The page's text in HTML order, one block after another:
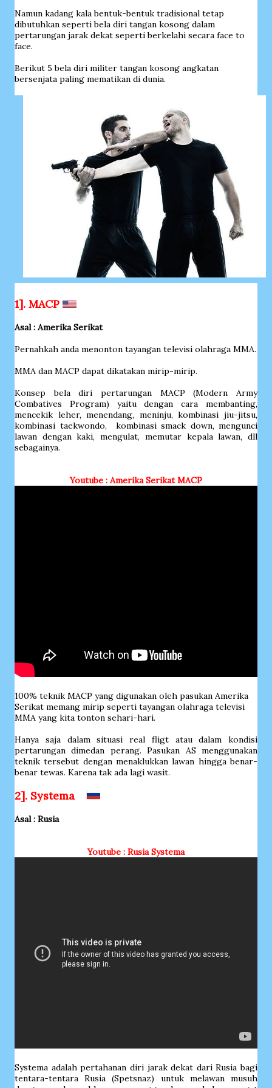
Namun kadang kala bentuk-bentuk tradisional tetap
dibutuhkan seperti bela diri tangan kosong dalam
pertarungan jarak dekat seperti berkelahi secara face to
face.
Berikut 5 bela diri militer tangan kosong angkatan
bersenjata paling mematikan di dunia.
1]. MACP
Asal : Amerika Serikat
Pernahkah anda menonton tayangan televisi olahraga MMA.
MMA dan MACP dapat dikatakan mirip-mirip.
Konsep bela diri pertarungan MACP (Modern Army
Combatives Program) yaitu dengan cara membanting,
mencekik leher, menendang, meninju, kombinasi jiu-jitsu,
kombinasi taekwondo, kombinasi smack down, mengunci
lawan dengan kaki, mengulat, memutar kepala lawan, dll
sebagainya.
Youtube : Amerika Serikat MACP
100% teknik MACP yang digunakan oleh pasukan Amerika
Serikat memang mirip seperti tayangan olahraga televisi
MMA yang kita tonton sehari-hari.
Hanya saja dalam situasi real fligt atau dalam kondisi
pertarungan dimedan perang. Pasukan AS menggunakan
teknik tersebut dengan menaklukkan lawan hingga benar-
benar tewas. Karena tak ada lagi wasit.
2]. Systema
Asal : Rusia
Youtube : Rusia Systema
Systema adalah pertahanan diri jarak dekat dari Rusia bagi
tentara-tentara Rusia (Spetsnaz) untuk melawan musuh